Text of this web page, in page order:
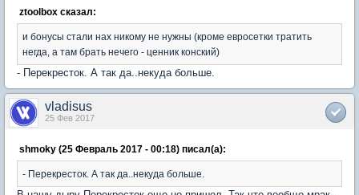
ztoolbox сказал:
и бонусы стали нах никому не нужны (кроме евросетки тратить
негда, а там брать нечего - ценник конский)
- Перекресток. А так да..некуда больше.
vladisus
25 Фев 2017
shmoky (25 Февраль 2017 - 00:18) писал(а):
- Перекресток. А так да..некуда больше.